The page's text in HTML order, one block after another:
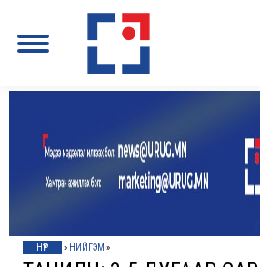
НҮҮР » НИЙГЭМ »